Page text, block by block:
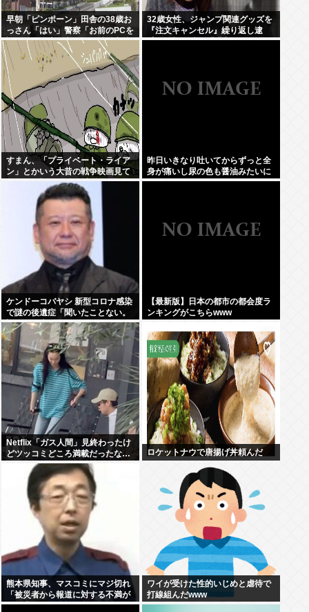
早朝「ピンポーン」田舎の38歳お
っさん「はい」警察「お前のPCを
調べる」全米行方不明・被児童搾
取センターからの通報により児
ホ゜画像を発見、逮捕
32歳女性、ジャンプ関連グッズを
『注文キャンセル』繰り返し逮
捕。総額43億。「購入した気分に
すまん、「プライベート・ライア
ン」とかいう大昔の戦争映画見て
みたら最初の30分で地獄なんだ
が…これずっと続く感じ？
昨日いきなり吐いてからずっと全
身が痛いし尿の色も醤油みたいに
なってるんだけど
ケンドーコバヤシ 新型コロナ感染
で謎の後遺症「聞いたことない。
調べても出てこない」
【最新版】日本の都市の都会度ラ
ンキングがこちらwww
Netflix「ガス人間」見終わったけ
どツッコミどころ満載だったな…
ロケットナウで唐揚げ丼頼んだ
熊本県知事、マスコミにマジ切れ
「被災者から報道に対する不満が
県に来てる、遺族の所に押しかけ
ワイが受けた性的いじめと虐待で
打線組んだwww